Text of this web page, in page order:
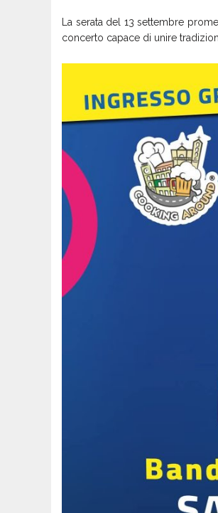
La serata del 13 settembre
concerto capace di unire